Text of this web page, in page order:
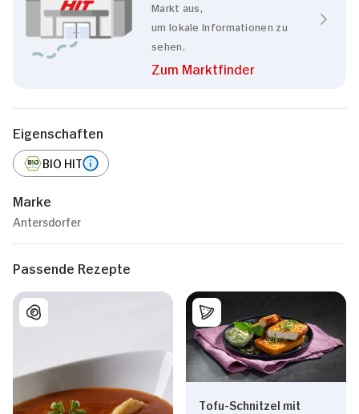
Markt aus,
um lokale Informationen zu
sehen.
Zum Marktfinder
Eigenschaften
BIO HIT
Marke
Antersdorfer
Passende Rezepte
Tofu-Schnitzel mit